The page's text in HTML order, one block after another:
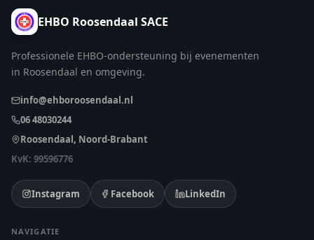
EHBO Roosendaal SACE
Professionele EHBO-ondersteuning bij evenementen
in Roosendaal en omgeving.
info@ehboroosendaal.nl
06 48030244
Roosendaal, Noord-Brabant
KvK: 99596776
Instagram Facebook LinkedIn
NAVIGATIE